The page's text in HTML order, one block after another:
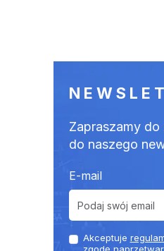
Zapraszamy do
do naszego
E-mail
Akceptuje